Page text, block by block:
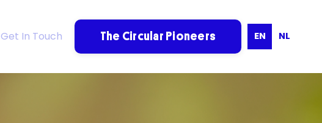
Get In Touch The Circular Pioneers EN NL